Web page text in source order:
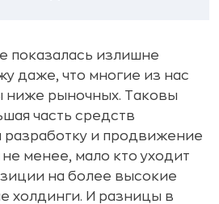
показалась излишне
даже, что многие из нас
ниже рыночных. Таковы
часть средств
разработку и продвижение
менее, мало кто уходит
на более высокие
холдинги. И разницы в